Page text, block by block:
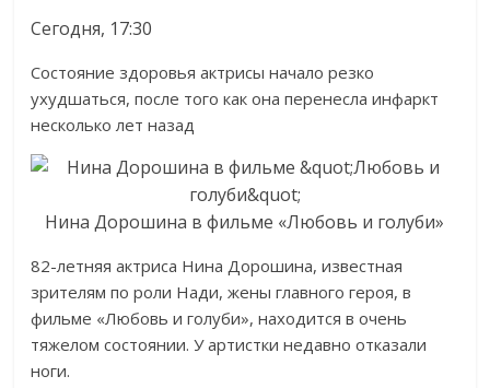
Сегодня, 17:30
Состояние здоровья актрисы начало резко
ухудшаться, после того как она перенесла инфаркт
несколько лет назад
Нина Дорошина в фильме «Любовь и голуби»
82-летняя актриса Нина Дорошина, известная
зрителям по роли Нади, жены главного героя, в
фильме «Любовь и голуби», находится в очень
тяжелом состоянии. У артистки недавно отказали
ноги.